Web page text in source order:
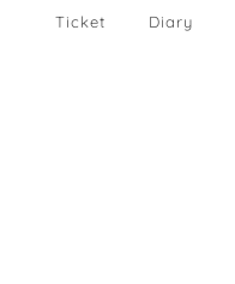
Ticket Diary